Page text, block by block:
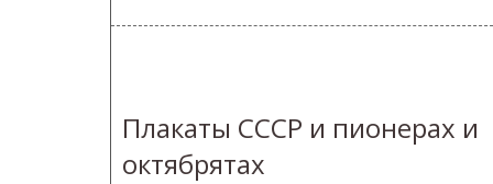
Плакаты СССР и пионерах и
октябрятах